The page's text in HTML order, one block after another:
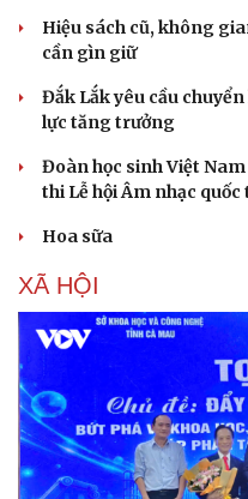
Hiệu sách cũ, không
cần gìn giữ
Đắk Lắk yêu cầu
lực tăng trưởng
Đoàn học sinh Việt
thi Lễ hội Âm nhạc quốc
Hoa sữa
XÃ HỘI